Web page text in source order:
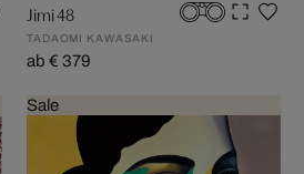
Jimi 48
TADAOMI KAWASAKI
ab € 379
Sale